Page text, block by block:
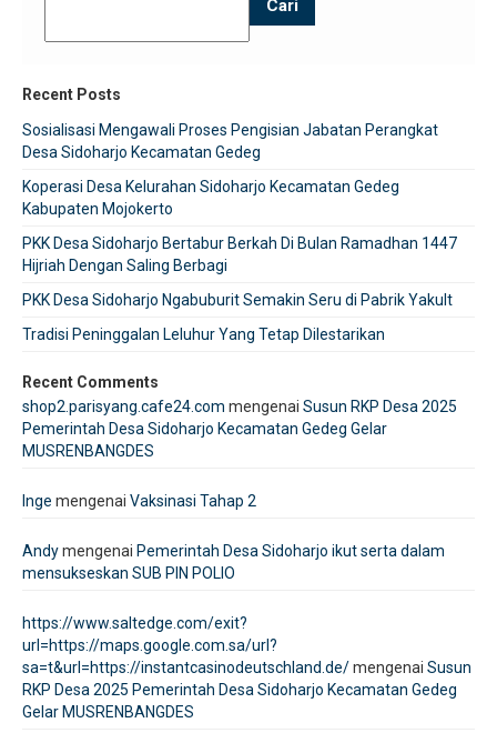
Cari
Recent Posts
Sosialisasi Mengawali Proses Pengisian Jabatan Perangkat
Desa Sidoharjo Kecamatan Gedeg
Koperasi Desa Kelurahan Sidoharjo Kecamatan Gedeg
Kabupaten Mojokerto
PKK Desa Sidoharjo Bertabur Berkah Di Bulan Ramadhan 1447
Hijriah Dengan Saling Berbagi
PKK Desa Sidoharjo Ngabuburit Semakin Seru di Pabrik Yakult
Tradisi Peninggalan Leluhur Yang Tetap Dilestarikan
Recent Comments
shop2.parisyang.cafe24.com mengenai Susun RKP Desa 2025
Pemerintah Desa Sidoharjo Kecamatan Gedeg Gelar
MUSRENBANGDES
Inge mengenai Vaksinasi Tahap 2
Andymengenai Pemerintah Desa Sidoharjo ikut serta dalam
mensukseskan SUB PIN POLIO
https://www.saltedge.com/exit?
url=https://maps.google.com.sa/url?
sa=t&url=https://instantcasinodeutschland.de/mengenai Susun
RKP Desa 2025 Pemerintah Desa Sidoharjo Kecamatan Gedeg
Gelar MUSRENBANGDES